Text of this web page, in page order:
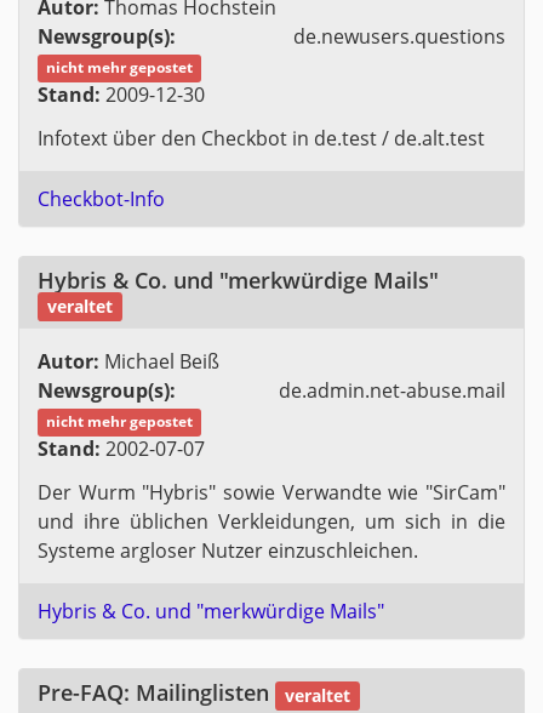
Autor: Tho­mas Hoch­stein
News­group(s): de.​newusers.​questions
nicht mehr ge­pos­tet
Stand: 2009-12-30
In­fo­text über den Check­bot in de.​test / de.​alt.​test
Check­bot-In­fo
Hy­bris & Co. und "merk­wür­di­ge Mails"
ver­al­tet
Autor: Mi­cha­el Beiß
News­group(s): de.​admin.​net-​abuse.​mail
nicht mehr ge­pos­tet
Stand: 2002-07-07
Der Wurm "Hy­bris" sowie Ver­wand­te wie "Sir­Cam"
und ihre üb­li­chen Ver­klei­dun­gen, um sich in die
Sys­te­me arg­lo­ser Nut­zer ein­zu­schlei­chen.
Hy­bris & Co. und "merk­wür­di­ge Mails"
Pre-FAQ: Mai­ling­lis­ten ver­al­tet